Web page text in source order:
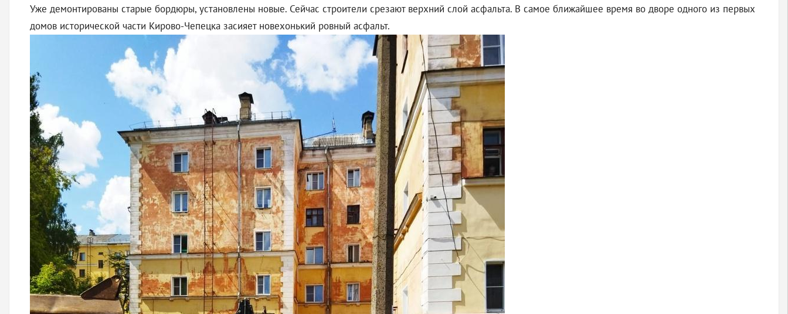
Уже демонтированы старые бордюры, установлены новые. Сейчас строители срезают верхний слой асфальта. В самое ближайшее время во дворе одного из первых
домов исторической части Кирово-Чепецка засияет новехонький ровный асфальт.